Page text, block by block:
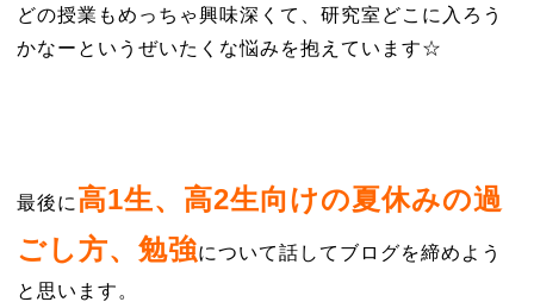
どの授業もめっちゃ興味深くて、研究室どこに入ろう
かなーというぜいたくな悩みを抱えています☆
最後に 高1生、高2生向けの夏休みの過
ごし方、勉強について話してブログを締めよう
と思います。